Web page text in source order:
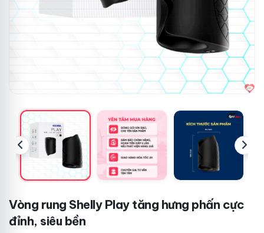
Vòng rung Shelly Play tăng hưng phấn cực
đỉnh, siêu bền